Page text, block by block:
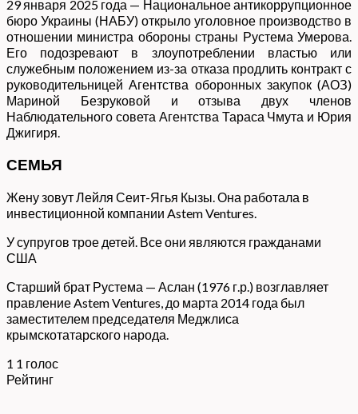
29 января 2025 года — Национальное антикоррупционное
бюро Украины (НАБУ) открыло уголовное производство в
отношении министра обороны страны Рустема Умерова.
Его подозревают в злоупотреблении властью или
служебным положением из-за отказа продлить контракт с
руководительницей Агентства оборонных закупок (АОЗ)
Мариной Безруковой и отзыва двух членов
Наблюдательного совета Агентства Тараса Чмута и Юрия
Джигиря.
СЕМЬЯ
Жену зовут Лейля Сеит-Ягья Кызы. Она работала в
инвестиционной компании Astem Ventures.
У супругов трое детей. Все они являются гражданами
США
Старший брат Рустема — Аслан (1976 г.р.) возглавляет
правление Astem Ventures, до марта 2014 года был
заместителем председателя Меджлиса
крымскотатарского народа.
1 1 голос
Рейтинг